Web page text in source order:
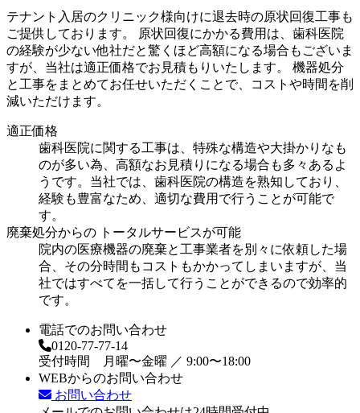
テナント入居のクリニック様向けに退去時の原状回復工事も
ご提供しております。 原状回復にかかる費用は、歯科医院
の経験が少ない他社だと驚くほど高額になる場合もございま
すが、当社は適正価格でお見積もりいたします。 機器処分
と工事をまとめてお任せいただくことで、コストや時間を削
減いただけます。
適正価格
歯科医院に関する工事は、特殊な構造や大掛かりなも
のが多い為、高額なお見積りになる場合も多々あるよ
うです。当社では、歯科医院の構造を熟知しており、
経験も豊富なため、適切な費用で行うことが可能で
す。
廃棄処分からの トータルサービスが可能
院内の医療機器の廃棄と工事業者を別々に依頼した場
合、その分時間もコストもかかってしまいますが、当
社ではすべてを一括して行うことができるので効率的
です。
電話でのお問い合わせ
0120-77-77-14
受付時間 月曜〜金曜 ／ 9:00〜18:00
WEBからのお問い合わせ
お問い合わせ